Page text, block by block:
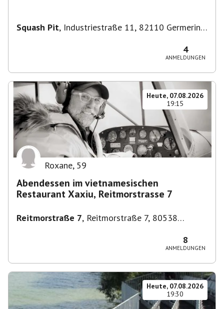
Squash Pit, Industriestraße 11, 82110 Germering,
4
ANMELDUNGEN
Heute, 07.08.2026
19:15
Roxane, 59
Abendessen im vietnamesischen
Restaurant Xaxiu, Reitmorstrasse 7
Reitmorstraße 7, Reitmorstraße 7, 80538
8
ANMELDUNGEN
Heute, 07.08.2026
19:30